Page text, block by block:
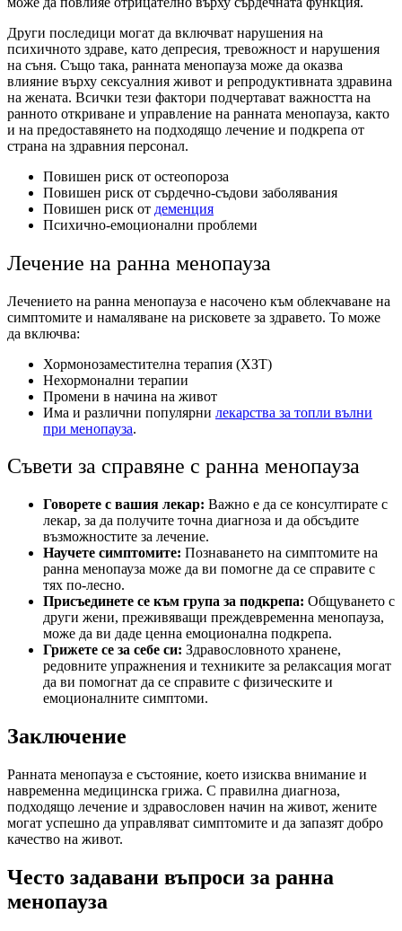
Други последици могат да включват нарушения на
психичното здраве, като депресия, тревожност и нарушения
на съня. Също така, ранната менопауза може да оказва
влияние върху сексуалния живот и репродуктивната здравина
на жената. Всички тези фактори подчертават важността на
ранното откриване и управление на ранната менопауза, както
и на предоставянето на подходящо лечение и подкрепа от
страна на здравния персонал.
Повишен риск от остеопороза
Повишен риск от сърдечно-съдови заболявания
Повишен риск от деменция
Психично-емоционални проблеми
Лечение на ранна менопауза
Лечението на ранна менопауза е насочено към облекчаване на
симптомите и намаляване на рисковете за здравето. То може
да включва:
Хормонозаместителна терапия (ХЗТ)
Нехормонални терапии
Промени в начина на живот
Има и различни популярни лекарства за топли вълни
при менопауза.
Съвети за справяне с ранна менопауза
Говорете с вашия лекар: Важно е да се консултирате с
лекар, за да получите точна диагноза и да обсъдите
възможностите за лечение.
Научете симптомите: Познаването на симптомите на
ранна менопауза може да ви помогне да се справите с
тях по-лесно.
Присъединете се към група за подкрепа: Общуването с
други жени, преживяващи преждевременна менопауза,
може да ви даде ценна емоционална подкрепа.
Грижете се за себе си: Здравословното хранене,
редовните упражнения и техниките за релаксация могат
да ви помогнат да се справите с физическите и
емоционалните симптоми.
Заключение
Ранната менопауза е състояние, което изисква внимание и
навременна медицинска грижа. С правилна диагноза,
подходящо лечение и здравословен начин на живот, жените
могат успешно да управляват симптомите и да запазят добро
качество на живот.
Често задавани въпроси за ранна
менопауза